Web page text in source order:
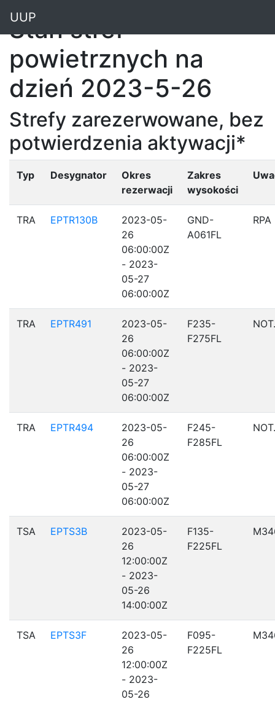
UUP
Stan stref
powietrznych na
dzień 2023-5-26
Strefy zarezerwowane, bez
potwierdzenia aktywacji*
Typ Desygnator
Okres
rezerwacji
Zakres
wysokości
TRA EPTR130B
2023-05-
26
06:00:00Z
- 2023-
05-27
06:00:00Z
GND-
A061FL
RPA
TRA EPTR491
2023-05-
26
06:00:00Z
- 2023-
05-27
06:00:00Z
F235-
F275FL
TRA EPTR494
2023-05-
26
06:00:00Z
- 2023-
05-27
06:00:00Z
F245-
F285FL
TSA EPTS3B
2023-05-
26
12:00:00Z
- 2023-
05-26
14:00:00Z
F135-
F225FL
TSA EPTS3F
2023-05-
26
12:00:00Z
- 2023-
05-26
F095-
F225FL